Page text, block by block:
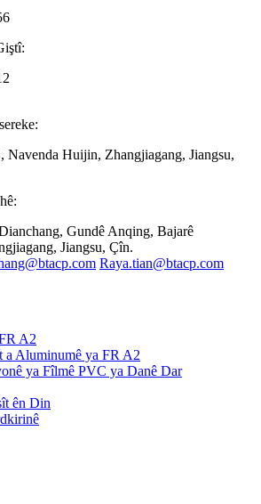
Navenda Huijin, Zhangjiagang, Jiangsu,
Gundê Anqing, Bajarê
Jiangsu, Çîn.
Raya.tian@btacp.com
A2
a Aluminumê ya FR A2
ya Fîlmê PVC ya Danê Dar
ên Din